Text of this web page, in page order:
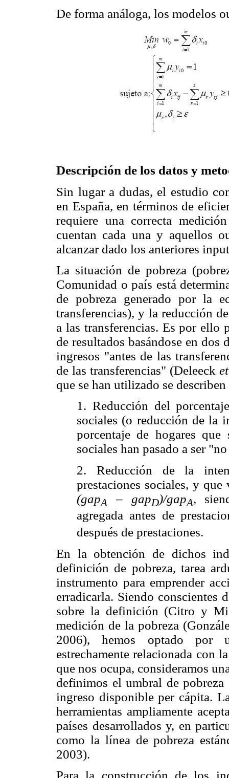
De forma análoga, los modelos
Descripción de los datos y
Sin lugar a dudas, el estudio
en España, en términos de
requiere una correcta
cuentan cada una y aquellos
alcanzar dado los anteriores
La situación de pobreza
Comunidad o país está
de pobreza generado por la
transferencias), y la reducción
a las transferencias. Es por ello
de resultados basándose en
ingresos "antes de las
de las transferencias" (Deleeck
que se han utilizado se
1. Reducción del
sociales (o reducción de la
porcentaje de hogares que
sociales han pasado a ser
2. Reducción de la
prestaciones sociales, y
(gapA – gapD)/gapA,
agregada antes de
después de prestaciones.
En la obtención de dichos
definición de pobreza, tarea
instrumento para emprender
erradicarla. Siendo conscientes
sobre la definición (Citro y
medición de la pobreza
2006), hemos optado por
estrechamente relacionada con
que nos ocupa, consideramos
definimos el umbral de
ingreso disponible per cápita.
herramientas ampliamente
países desarrollados y, en
como la línea de pobreza
2003).